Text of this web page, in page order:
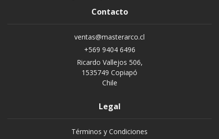
Contacto
ventas@masterarco.cl
+569 9404 6496
Ricardo Vallejos 506,
1535749 Copiapó
Chile
Legal
Términos y Condiciones